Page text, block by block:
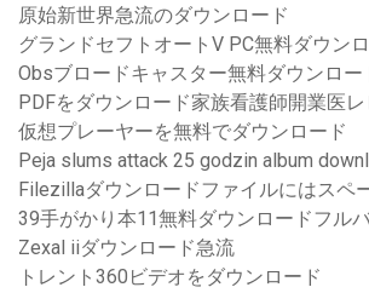
原始新世界急流のダウンロード
グランドセフトオートV PC無料ダウン
Obsブロードキャスター無料ダウンロー
PDFをダウンロード家族看護師開業医
仮想プレーヤーを無料でダウンロード
Peja slums attack 25 godzin album
Filezillaダウンロードファイルにはスペ
39手がかり本11無料ダウンロードフル
Zexal iiダウンロード急流
トレント360ビデオをダウンロード